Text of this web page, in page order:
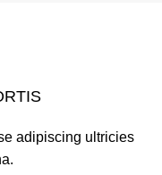
adipiscing ultricies